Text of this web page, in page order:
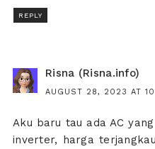
REPLY
Risna (Risna.info)
AUGUST 28, 2023 AT
Aku baru tau ada AC
inverter, harga